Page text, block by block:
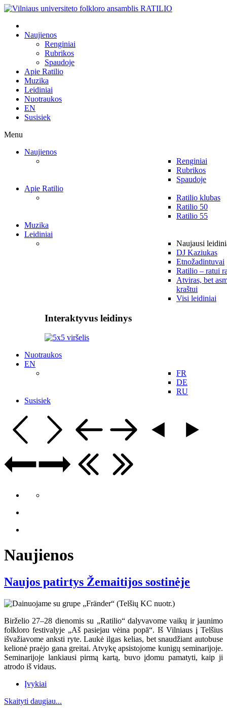
Naujienos
Renginiai
Rubrikos
Spaudoje
Apie Ratilio
Muzika
Leidiniai
Nuotraukos
EN
Susisiek
Menu
Naujienos
Renginiai
Rubrikos
Spaudoje
Apie Ratilio
Ratilio klubas
Ratilio 50
Ratilio 55
Muzika
Leidiniai
Naujausi
DJ Kaziukas
Etnožadintuvai
Ratilio – ratui
Atviras, bet
kraštui
Visi leidiniai
Interaktyvus leidinys
Nuotraukos
EN
FR
DE
RU
Susisiek
Naujienos
Naujos patirtys Žemaitijos sostinėje
Birželio 27–28 dienomis su „Ratilio“ dalyvavome vaikų ir jaunimo
folkloro festivalyje „Aš pasiejau vėina popā“. Iš Vilniaus į Telšius
išvažiavome anksti ryte. Laukė ilgas kelias, bet snaudžiant autobuse
kelionė praėjo gana greitai. Atvykę apsistojome kunigų seminarijoje.
Seminarijoje lankiausi pirmą kartą, buvo įdomu pamatyti, kaip ji
atrodo iš vidaus.
Įvykiai
Skaityti daugiau...